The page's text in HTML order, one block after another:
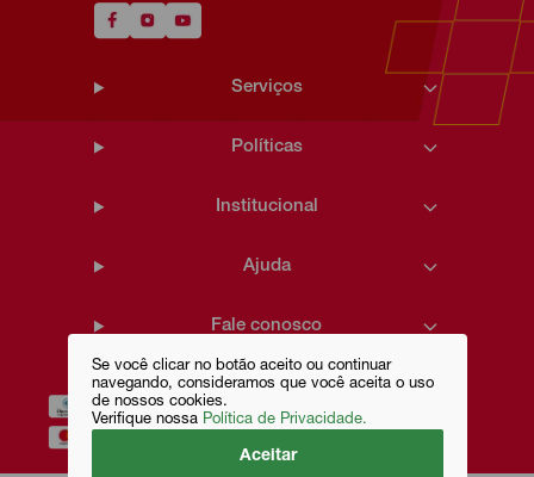
Se você clicar no botão aceito ou continuar
navegando, consideramos que você aceita o uso
de nossos cookies.
Verifique nossa Política de Privacidade.
Aceitar
Serviços
Políticas
Institucional
Ajuda
Fale conosco